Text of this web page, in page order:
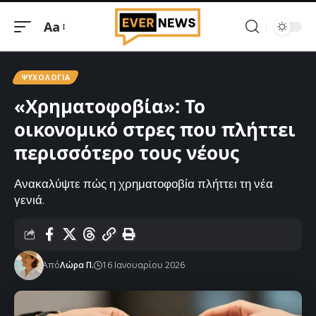
Μεγέθυνση
Aa
ΨΥΧΟΛΟΓΊΑ
«Χρηματοφοβία»: Το
οικονομικό στρες που πλήττει
περισσότερο τους νέους
Ανακαλύψτε πώς η χρηματοφοβία πλήττει τη νέα
γενιά.
ΑπόΛώρα Π. 16 Ιανουαρίου 2026